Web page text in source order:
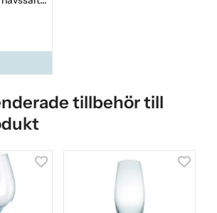
tillbehör till